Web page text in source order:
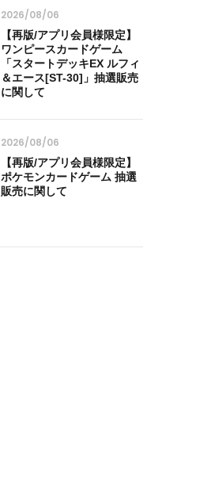
2026/08/06
【再版/アプリ会員様限定】
ワンピースカードゲーム
「スタートデッキEX ルフィ
＆エース[ST-30]」抽選販売
に関して
2026/08/06
【再版/アプリ会員様限定】
ポケモンカードゲーム 抽選
販売に関して